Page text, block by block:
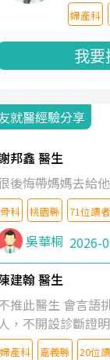
婦產科
我
就醫經驗分享
邦鑫 醫生
後悔帶媽媽去給
骨科 桃園縣 71位讀
吳華桐 2026-
建翰 醫生
推此醫生 會言語
，不開設診斷證
判斷！
婦產科 嘉義縣 20位